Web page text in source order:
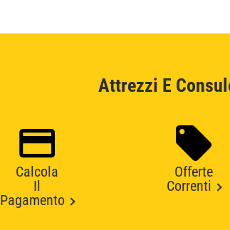
Attrezzi E
Calcola
Il
Pagamento
Offerte
Correnti